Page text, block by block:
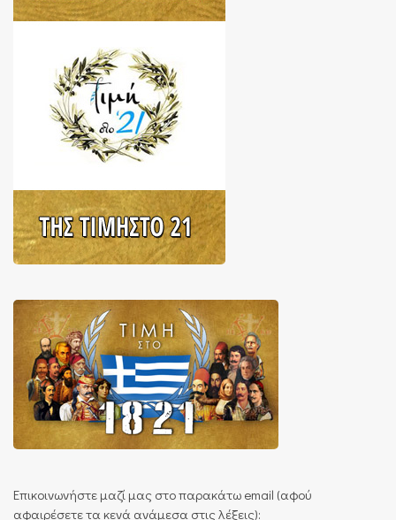
Επικοινωνήστε μαζί μας στο παρακάτω email (αφού
αφαιρέσετε τα κενά ανάμεσα στις λέξεις):